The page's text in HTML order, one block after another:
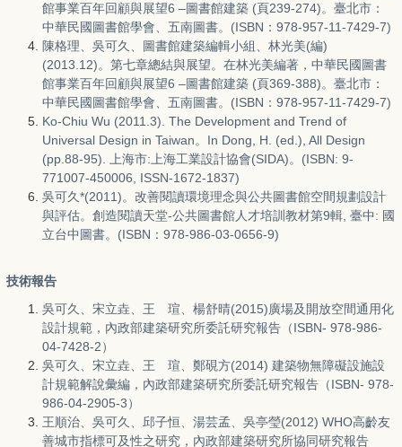
館事業百年回顧與展望6 –圖書館建築 (頁239-274)。臺北市：
中華民國圖書館學會、五南圖書。(ISBN：978-957-11-7429-7)
陳格理、吳可久、圖書館建築編輯小組、林光美(編)
(2013.12)。第七章總結與展望。在林光美編著，中華民國圖書
館事業百年回顧與展望6 –圖書館建築 (頁369-388)。臺北市：
中華民國圖書館學會、五南圖書。(ISBN：978-957-11-7429-7)
Ko-Chiu Wu (2011.3). The Development and Trend of
Universal Design in Taiwan。In Dong, H. (ed.), All Design
(pp.88-95). 上海市:上海工業設計協會(SIDA)。(ISBN: 9-
771007-450006, ISSN-1672-1837)
吳可久*(2011)。改善閱讀環境理念與公共圖書館空間規劃設計
與評估。創造閱讀天堂-公共圖書館人才培訓教材第9輯, 臺中: 國
立台中圖書。(ISBN：978-986-03-0656-9)
技術報告
吳可久、宋立垚、王 瑄、楊舒晴(2015)廣場及開放空間通用化
設計規範，內政部建築研究所委託研究報告（ISBN- 978-986-
04-7428-2）
吳可久、宋立垚、王 瑄、鄭硯方(2014) 建築物無障礙設施設
計規範解說彙編，內政部建築研究所委託研究報告（ISBN- 978-
986-04-2905-3）
王順治、吳可久、邱子恒、湯芸孟、吳亭瑩(2012) WHO高齡友
善城市指標可及性之研究，內政部建築研究所協同研究報告